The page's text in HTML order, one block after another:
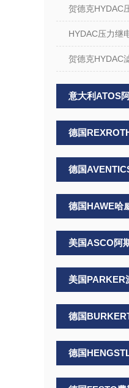
贺德克HYDAC
HYDAC压力继
贺德克HYDAC
意大利ATOS
德国
德国
德国HAWE哈
美国ASCO阿
美国PARKER
德国
德国